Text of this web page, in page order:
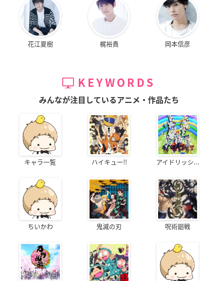
花江夏樹 梶裕貴 岡本信彦
KEYWORDS
みんなが注目しているアニメ・作品たち
キャラ一覧 ハイキュー!! アイドリッシ...
ちいかわ 鬼滅の刃 呪術廻戦